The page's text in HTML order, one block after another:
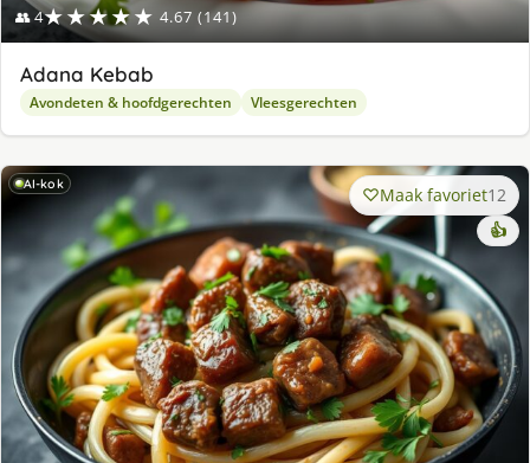
👥 4★★★★★ 4.67 (141)
Adana Kebab
Avondeten & hoofdgerechten Vleesgerechten
AI-kok Maak favoriet12
👍